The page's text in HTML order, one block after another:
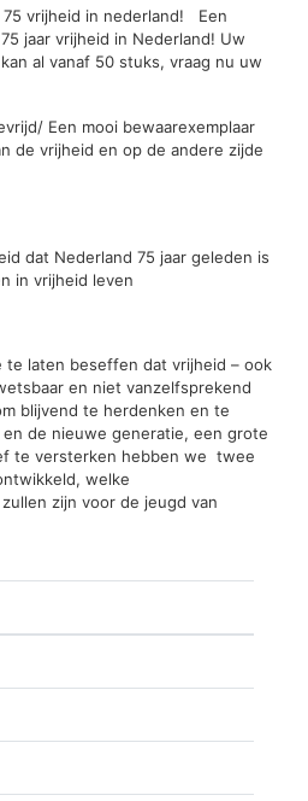
75 vrijheid in nederland! Een
jaar vrijheid in Nederland! Uw
al vanaf 50 stuks, vraag nu uw
Een mooi bewaarexemplaar
de vrijheid en op de andere zijde
dat Nederland 75 jaar geleden is
in vrijheid leven
te laten beseffen dat vrijheid – ook
en niet vanzelfsprekend
blijvend te herdenken en te
de nieuwe generatie, een grote
te versterken hebben we twee
welke
zijn voor de jeugd van